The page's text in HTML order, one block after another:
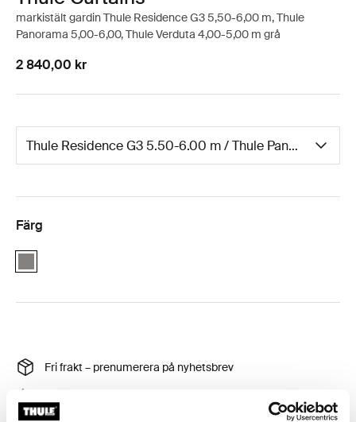
markistält gardin Thule Residence G3 5,50-6,00 m, Thule
Panorama 5,00-6,00, Thule Verduta 4,00-5,00 m grå
2 840,00 kr
Färg
Fri frakt – prenumerera på nyhetsbrev